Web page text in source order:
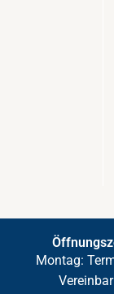
Montag: